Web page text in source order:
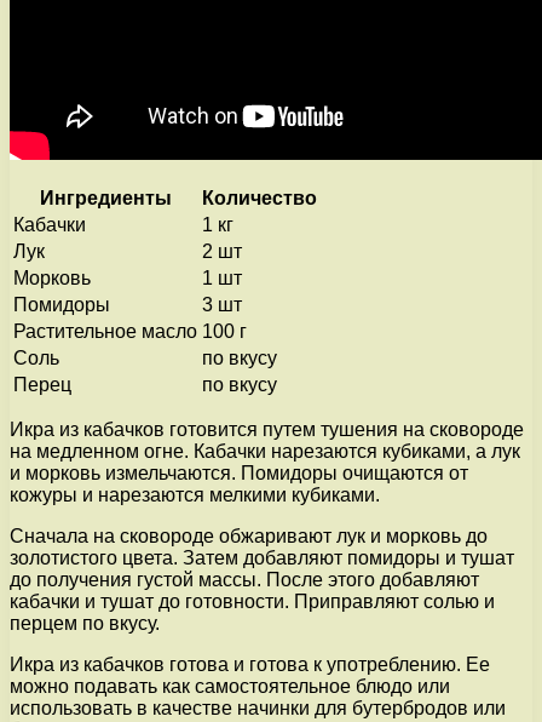
Ингредиенты
Количество
Кабачки
1 кг
Лук
2 шт
Морковь
1 шт
Помидоры
3 шт
Растительное масло 100 г
Соль
по вкусу
Перец
по вкусу
Икра из кабачков готовится путем тушения на сковороде
на медленном огне. Кабачки нарезаются кубиками, а лук
и морковь измельчаются. Помидоры очищаются от
кожуры и нарезаются мелкими кубиками.
Сначала на сковороде обжаривают лук и морковь до
золотистого цвета. Затем добавляют помидоры и тушат
до получения густой массы. После этого добавляют
кабачки и тушат до готовности. Приправляют солью и
перцем по вкусу.
Икра из кабачков готова и готова к употреблению. Ее
можно подавать как самостоятельное блюдо или
использовать в качестве начинки для бутербродов или